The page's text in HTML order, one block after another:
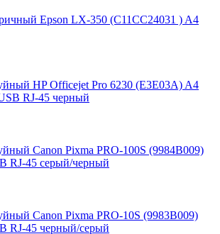
Epson LX-350 (C11CC24031 ) A4
HP Officejet Pro 6230 (E3E03A) A4
RJ-45 черный
Canon Pixma PRO-100S (9984B009)
RJ-45 серый/черный
Canon Pixma PRO-10S (9983B009)
RJ-45 черный/серый